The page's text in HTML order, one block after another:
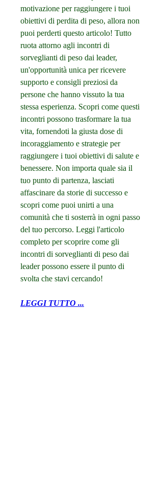
motivazione per raggiungere i tuoi
obiettivi di perdita di peso, allora non
puoi perderti questo articolo! Tutto
ruota attorno agli incontri di
sorveglianti di peso dai leader,
un'opportunità unica per ricevere
supporto e consigli preziosi da
persone che hanno vissuto la tua
stessa esperienza. Scopri come questi
incontri possono trasformare la tua
vita, fornendoti la giusta dose di
incoraggiamento e strategie per
raggiungere i tuoi obiettivi di salute e
benessere. Non importa quale sia il
tuo punto di partenza, lasciati
affascinare da storie di successo e
scopri come puoi unirti a una
comunità che ti sosterrà in ogni passo
del tuo percorso. Leggi l'articolo
completo per scoprire come gli
incontri di sorveglianti di peso dai
leader possono essere il punto di
svolta che stavi cercando!
LEGGI TUTTO ...